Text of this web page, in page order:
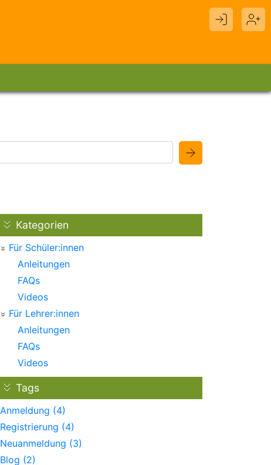
Kategorien
Für Schüler:innen
Anleitungen
FAQs
Videos
Für Lehrer:innen
Anleitungen
FAQs
Videos
Tags
Anmeldung (4)
Registrierung (4)
Neuanmeldung (3)
Blog (2)